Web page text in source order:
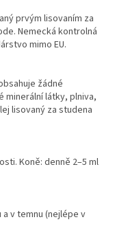
prvým lisovaním za
Nemecká kontrolná
mimo EU.
žádné
minerální látky, plniva,
lisovaný za studena
Koně: denně 2–5 ml
v temnu (nejlépe v